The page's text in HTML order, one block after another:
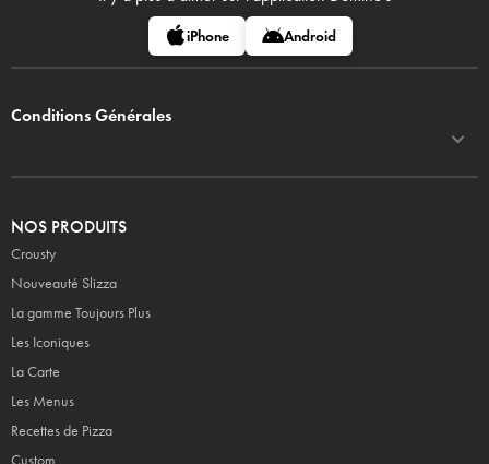
iPhone Android
Conditions Générales
NOS PRODUITS
Crousty
Nouveauté Slizza
La gamme Toujours Plus
Les Iconiques
La Carte
Les Menus
Recettes de Pizza
Custom